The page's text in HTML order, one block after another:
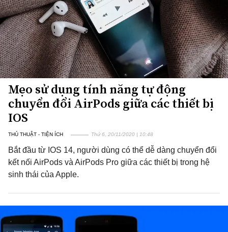
Mẹo sử dụng tính năng tự động
chuyển đổi AirPods giữa các thiết bị
IOS
THỦ THUẬT - TIỆN ÍCH Thứ 6, 20/11/2020 | 10:48
Bắt đầu từ IOS 14, người dùng có thể dễ dàng chuyển đổi
kết nối AirPods và AirPods Pro giữa các thiết bị trong hệ
sinh thái của Apple.